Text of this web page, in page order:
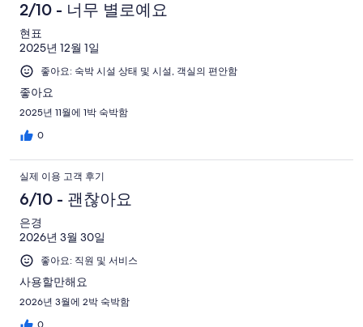
2/10 - 너무 별로예요
현표
2025년 12월 1일
좋아요: 숙박 시설 상태 및 시설, 객실의 편안함
좋아요
2025년 11월에 1박 숙박함
0
실제 이용 고객 후기
6/10 - 괜찮아요
은경
2026년 3월 30일
좋아요: 직원 및 서비스
사용할만해요
2026년 3월에 2박 숙박함